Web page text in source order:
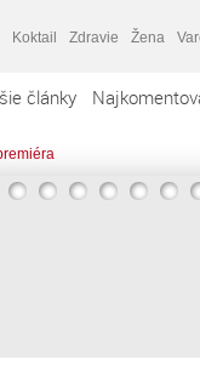
Koktail Zdravie Žena
články